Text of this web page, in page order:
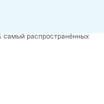
самый распространённых